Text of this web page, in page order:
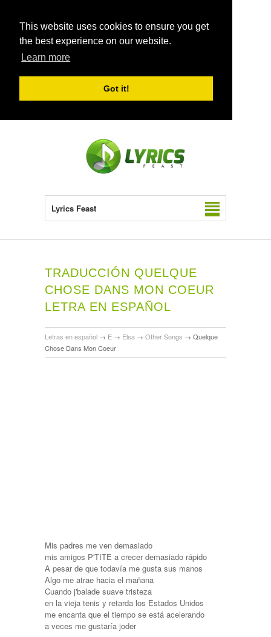
This website uses cookies to ensure you get
the best experience on our website.
Learn more
Got it!
Lyrics Feast
TRADUCCIÓN QUELQUE
CHOSE DANS MON COEUR
LETRA EN ESPAÑOL
Letras en español → E → Elsa → Other Songs → Quelque
Chose Dans Mon Coeur
Mis padres me ven demasiado
mis amigos P'TITE a crecer demasiado rápido
A pesar de que todavía me gusta sus manos
Algo me atrae hacia el mañana
Cuando j'balade suave tristeza
en la vieja tenis y retarda los Estados Unidos
me encanta que el tiempo se está acelerando
a veces me gustaría joder